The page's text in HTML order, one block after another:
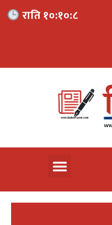
राति १०:१०:१०